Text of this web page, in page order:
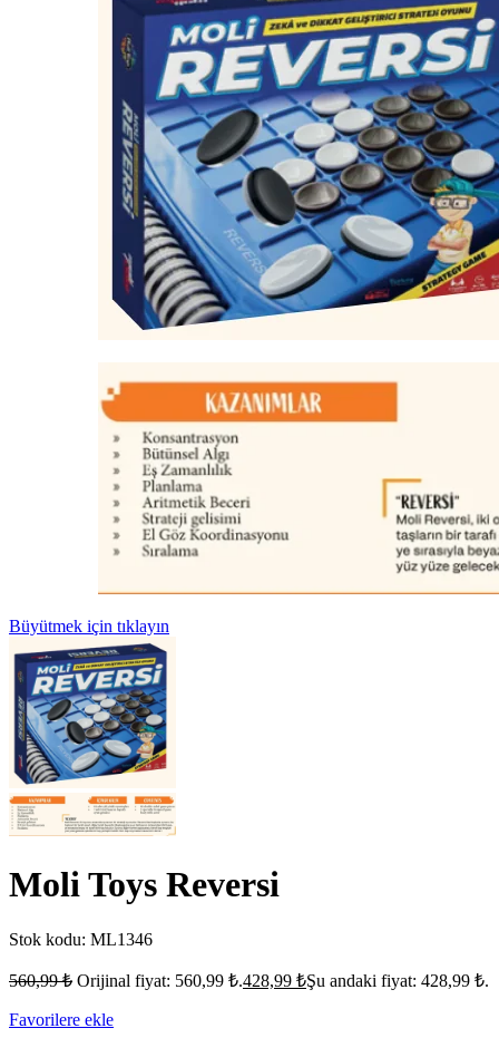
Büyütmek için tıklayın
Moli Toys Reversi
Stok kodu: ML1346
560,99₺ Orijinal fiyat: 560,99 ₺.428,99 ₺Şu andaki fiyat: 428,99 ₺.
Favorilere ekle